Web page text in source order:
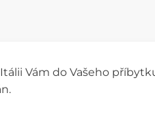
Vám do Vašeho